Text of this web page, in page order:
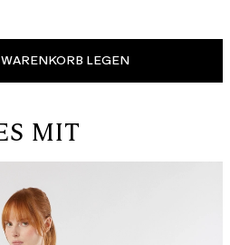
LEGEN
MIT